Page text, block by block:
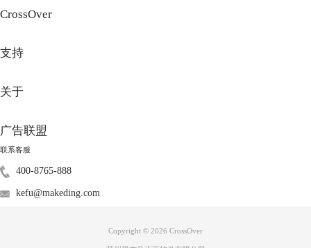
2、选择一款合适的字体，比如“思源黑体-简体中文”，然后点击继续，选
择运行有乱码的容器，如“东方财富”容器，单击“继续”进行字体安装。
CrossOver
支持
关于
广告联盟
联系客服
400-8765-888
kefu@makeding.com
Copyright © 2026 CrossOver